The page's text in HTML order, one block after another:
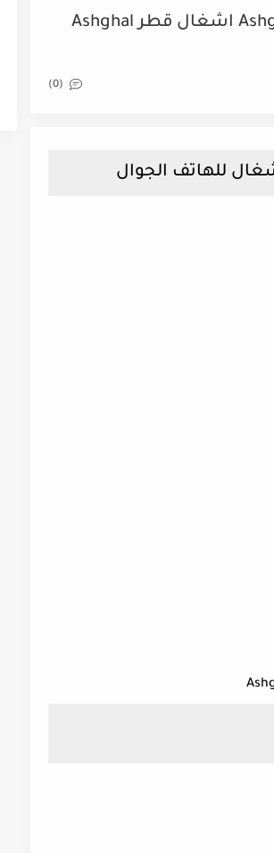
أشغال تحميل تطبيق اشغال للهاتف الجوال Ashghal 24/7 اشغال قطر Ashghal
(0)